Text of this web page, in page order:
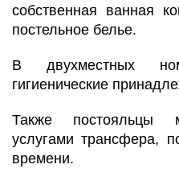
собственная ванная
постельное белье.
В двухместных
гигиенические
Также постояльцы
услугами трансфера,
времени.